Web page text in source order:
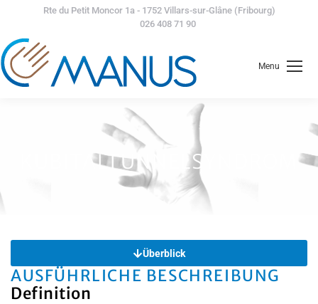
Rte du Petit Moncor 1a - 1752 Villars-sur-Glâne (Fribourg)
026 408 71 90
Menu
KUBITALTUNNELSYNDROM
Überblick
AUSFÜHRLICHE BESCHREIBUNG
Definition